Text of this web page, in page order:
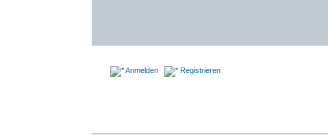
Anmelden Registrieren